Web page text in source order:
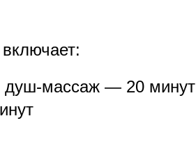
душ-массаж — 20 минут